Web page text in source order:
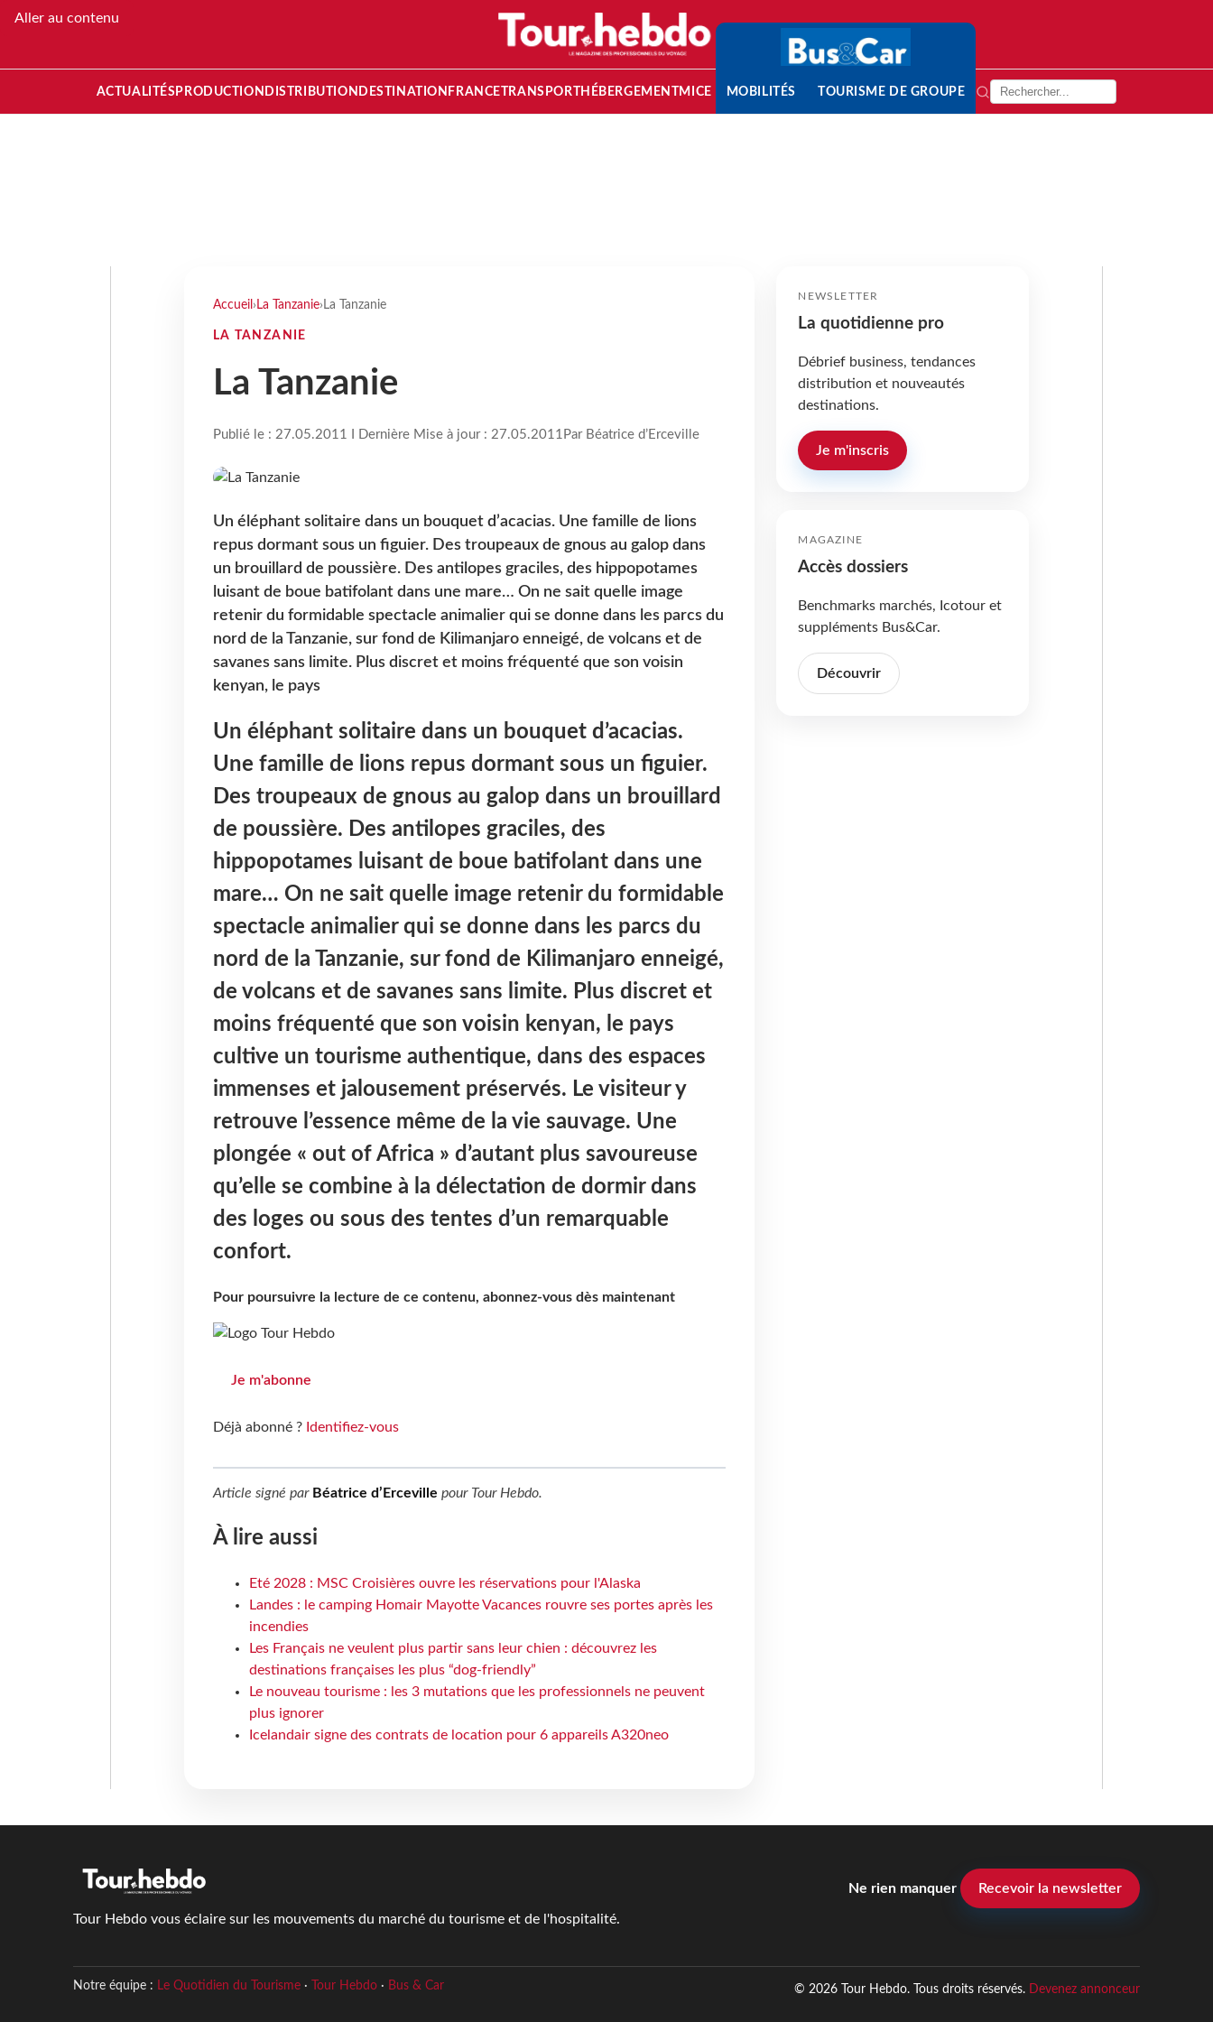
Aller au contenu
ACTUALITÉS PRODUCTION DISTRIBUTION DESTINATION FRANCETRANSPORT HÉBERGEMENTMICE MOBILITÉS TOURISME DE GROUPE
Accueil › La Tanzanie› La Tanzanie
LA TANZANIE
La Tanzanie
Publié le : 27.05.2011 I Dernière Mise à jour : 27.05.2011 Par Béatrice d’Erceville
Un éléphant solitaire dans un bouquet d’acacias. Une famille de lions
repus dormant sous un figuier. Des troupeaux de gnous au galop dans
un brouillard de poussière. Des antilopes graciles, des hippopotames
luisant de boue batifolant dans une mare… On ne sait quelle image
retenir du formidable spectacle animalier qui se donne dans les parcs du
nord de la Tanzanie, sur fond de Kilimanjaro enneigé, de volcans et de
savanes sans limite. Plus discret et moins fréquenté que son voisin
kenyan, le pays
Un éléphant solitaire dans un bouquet d’acacias.
Une famille de lions repus dormant sous un figuier.
Des troupeaux de gnous au galop dans un brouillard
de poussière. Des antilopes graciles, des
hippopotames luisant de boue batifolant dans une
mare… On ne sait quelle image retenir du formidable
spectacle animalier qui se donne dans les parcs du
nord de la Tanzanie, sur fond de Kilimanjaro enneigé,
de volcans et de savanes sans limite. Plus discret et
moins fréquenté que son voisin kenyan, le pays
cultive un tourisme authentique, dans des espaces
immenses et jalousement préservés. Le visiteur y
retrouve l’essence même de la vie sauvage. Une
plongée « out of Africa » d’autant plus savoureuse
qu’elle se combine à la délectation de dormir dans
des loges ou sous des tentes d’un remarquable
confort.
Pour poursuivre la lecture de ce contenu, abonnez-vous dès maintenant
Je m'abonne
Déjà abonné ? Identifiez-vous
Article signé par Béatrice d’Erceville pour Tour Hebdo.
À lire aussi
Eté 2028 : MSC Croisières ouvre les réservations pour l'Alaska
Landes : le camping Homair Mayotte Vacances rouvre ses portes après les
incendies
Les Français ne veulent plus partir sans leur chien : découvrez les
destinations françaises les plus “dog-friendly”
Le nouveau tourisme : les 3 mutations que les professionnels ne peuvent
plus ignorer
Icelandair signe des contrats de location pour 6 appareils A320neo
NEWSLETTER
La quotidienne pro
Débrief business, tendances
distribution et nouveautés
destinations.
Je m'inscris
MAGAZINE
Accès dossiers
Benchmarks marchés, Icotour et
suppléments Bus&Car.
Découvrir
Tour Hebdo vous éclaire sur les mouvements du marché du tourisme et de l'hospitalité.
Ne rien manquer Recevoir la newsletter
Notre équipe : Le Quotidien du Tourisme· Tour Hebdo· Bus & Car © 2026 Tour Hebdo. Tous droits réservés. Devenez annonceur